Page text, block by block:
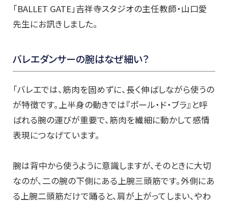
「BALLET GATE」吉祥寺スタジオの主任教師・山口愛
先生にお訊きしました。
バレエダンサーの腕はなぜ細い？
「バレエでは、筋肉を固めずに、長く伸ばしながら使うの
が特徴です。上半身の動きでは『ポール・ド・ブラ』と呼
ばれる腕の運びが重要で、筋肉を繊細に動かして感情
表現につなげています。
腕は背中から使うように意識しますが、そのときに大切
なのが、二の腕の下側にある上腕三頭筋です。外側にあ
る上腕二頭筋だけで踊ると、肩が上がってしまい、やわ